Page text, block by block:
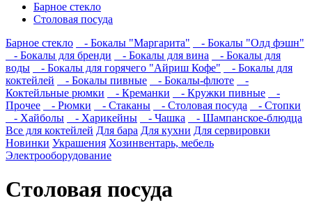
Барное стекло
Столовая посуда
Барное стекло
- Бокалы "Маргарита"
- Бокалы "Олд фэшн"
- Бокалы для бренди
- Бокалы для вина
- Бокалы для
воды
- Бокалы для горячего "Айриш Кофе"
- Бокалы для
коктейлей
- Бокалы пивные - Бокалы-флюте
-
Коктейльные рюмки
- Креманки - Кружки пивные
-
Прочее
- Рюмки - Стаканы - Столовая посуда
- Стопки
- Хайболы
- Харикейны - Чашка
- Шампанское-блюдца
Все для коктейлей Для бара Для кухни Для сервировки
Новинки Украшения Хозинвентарь, мебель
Электрооборудование
Столовая посуда